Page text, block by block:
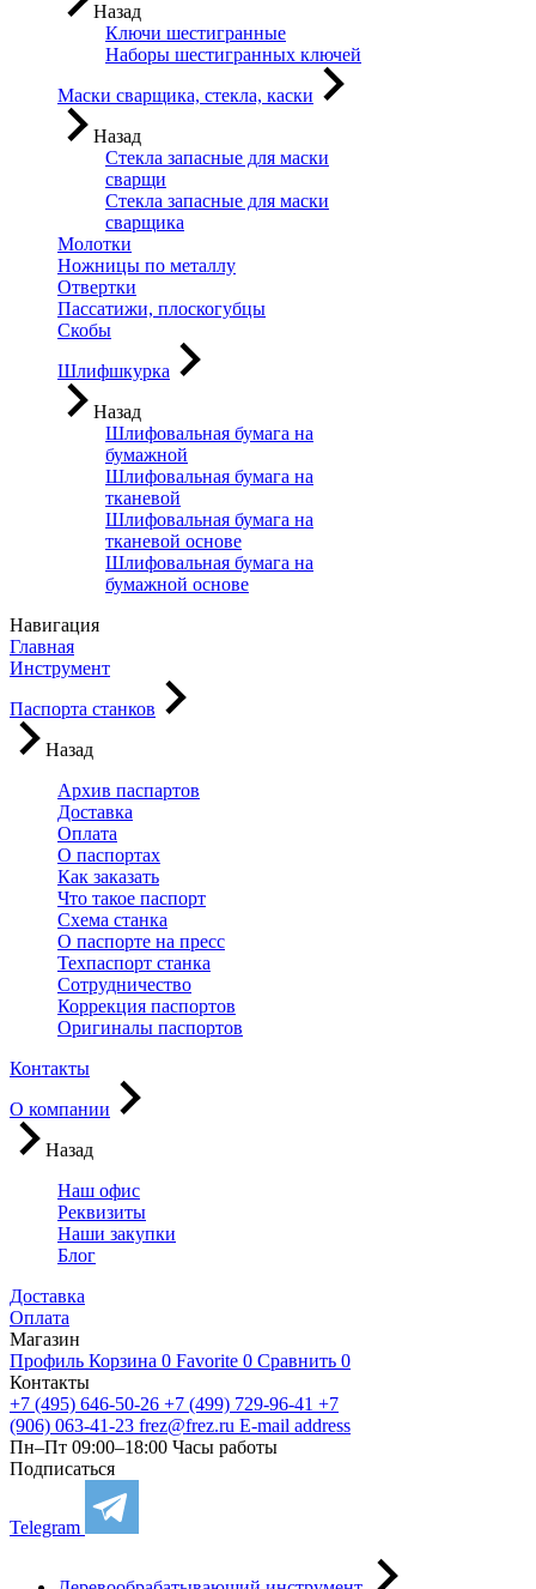
Назад
Ключи шестигранные
Наборы шестигранных ключей
Маски сварщика, стекла, каски
Назад
Стекла запасные для маски
сварщи
Стекла запасные для маски
сварщика
Молотки
Ножницы по металлу
Отвертки
Пассатижи, плоскогубцы
Скобы
Шлифшкурка
Назад
Шлифовальная бумага на
бумажной
Шлифовальная бумага на
тканевой
Шлифовальная бумага на
тканевой основе
Шлифовальная бумага на
бумажной основе
Навигация
Главная
Инструмент
Паспорта станков
Назад
Архив паспартов
Доставка
Оплата
О паспортах
Как заказать
Что такое паспорт
Схема станка
О паспорте на пресс
Техпаспорт станка
Сотрудничество
Коррекция паспортов
Оригиналы паспортов
Контакты
О компании
Назад
Наш офис
Реквизиты
Наши закупки
Блог
Доставка
Оплата
Магазин
Профиль Корзина 0 Favorite 0 Сравнить 0
Контакты
+7 (495) 646-50-26 +7 (499) 729-96-41 +7
(906) 063-41-23 frez@frez.ru E-mail address
Пн–Пт 09:00–18:00 Часы работы
Подписаться
Telegram